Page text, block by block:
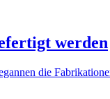
werden
die